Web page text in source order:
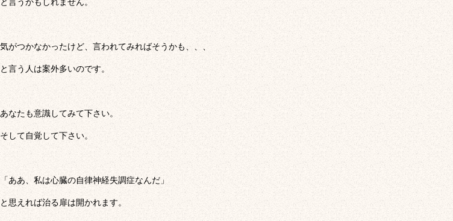
と言うかもしれません。
気がつかなかったけど、言われてみればそうかも、、、
と言う人は案外多いのです。
あなたも意識してみて下さい。
そして自覚して下さい。
「ああ、私は心臓の自律神経失調症なんだ」
と思えれば治る扉は開かれます。